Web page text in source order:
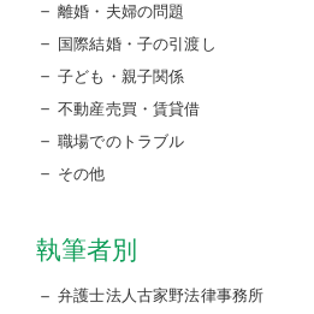
離婚・夫婦の問題
国際結婚・子の引渡し
子ども・親子関係
不動産売買・賃貸借
職場でのトラブル
その他
執筆者別
弁護士法人古家野法律事務所